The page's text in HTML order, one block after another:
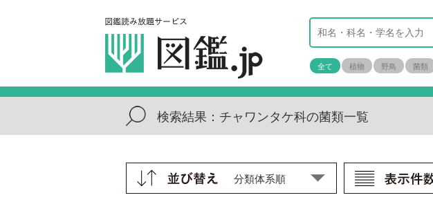
全て 植物 野鳥 菌類
検索結果： チャワンタケ科の菌類一覧